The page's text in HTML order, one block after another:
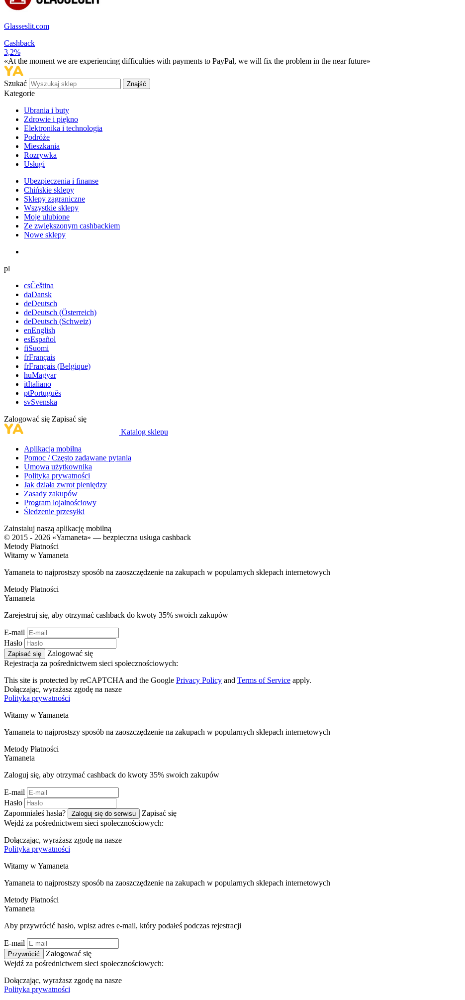
Glasseslit.com
Cashback
3,2%
«At the moment we are experiencing difficulties with payments to PayPal, we will fix the problem in the near future»
Szukać Znajść
Kategorie
Ubrania i buty
Zdrowie i piękno
Elektronika i technologia
Podróże
Mieszkania
Rozrywka
Usługi
Ubezpieczenia i finanse
Chińskie sklepy
Sklepy zagraniczne
Wszystkie sklepy
Moje ulubione
Ze zwiększonym cashbackiem
Nowe sklepy
pl
csČeština
daDansk
deDeutsch
deDeutsch (Österreich)
deDeutsch (Schweiz)
enEnglish
esEspañol
fiSuomi
frFrançais
frFrançais (Belgique)
huMagyar
itItaliano
ptPortuguês
svSvenska
Zalogować się Zapisać się
Katalog sklepu
Aplikacja mobilna
Pomoc / Często zadawane pytania
Umowa użytkownika
Polityka prywatności
Jak działa zwrot pieniędzy
Zasady zakupów
Program lojalnościowy
Śledzenie przesyłki
Zainstaluj naszą aplikację mobilną
© 2015 - 2026 «Yamaneta» — bezpieczna usługa cashback
Metody Płatności
Witamy wYamaneta
Yamaneta to najprostszy sposób na zaoszczędzenie na zakupach w popularnych sklepach internetowych
Metody Płatności
Yamaneta
Zarejestruj się, aby otrzymać cashback do kwoty 35% swoich zakupów
E-mail
Hasło
Zapisać się
Zalogować się
Rejestracja za pośrednictwem sieci społecznościowych:
This site is protected by reCAPTCHA and the Google Privacy Policy and Terms of Service apply.
Dołączając, wyrażasz zgodę na nasze
Polityka prywatności
Witamy wYamaneta
Yamaneta to najprostszy sposób na zaoszczędzenie na zakupach w popularnych sklepach internetowych
Metody Płatności
Yamaneta
Zaloguj się, aby otrzymać cashback do kwoty 35% swoich zakupów
E-mail
Hasło
Zapomniałeś hasła?
Zaloguj się do serwisu
Zapisać się
Wejdź za pośrednictwem sieci społecznościowych:
Dołączając, wyrażasz zgodę na nasze
Polityka prywatności
Witamy wYamaneta
Yamaneta to najprostszy sposób na zaoszczędzenie na zakupach w popularnych sklepach internetowych
Metody Płatności
Yamaneta
Aby przywrócić hasło, wpisz adres e-mail, który podałeś podczas rejestracji
E-mail
Przywrócić
Zalogować się
Wejdź za pośrednictwem sieci społecznościowych:
Dołączając, wyrażasz zgodę na nasze
Polityka prywatności